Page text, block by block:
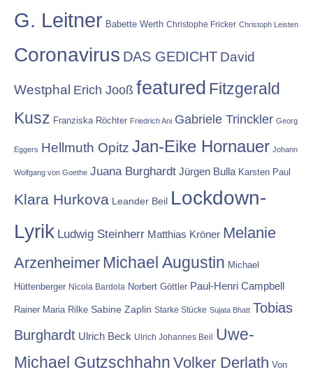
G. Leitner Babette Werth Christophe Fricker Christoph Leisten
Coronavirus DAS GEDICHT David
Westphal Erich Jooß featured Fitzgerald
Kusz Franziska Röchter Friedrich Ani Gabriele Trinckler Georg
Eggers Hellmuth Opitz Jan-Eike Hornauer Johann
Wolfgang von Goethe Juana Burghardt Jürgen Bulla Karsten Paul
Klara Hurkova Leander Beil Lockdown-
Lyrik Ludwig Steinherr Matthias Kröner Melanie
Arzenheimer Michael Augustin Michael
Hüttenberger Nicola Bardola Norbert Göttler Paul-Henri Campbell
Rainer Maria Rilke Sabine Zaplin Starke Stücke Sujata Bhatt Tobias
Burghardt Ulrich Beck Ulrich Johannes Beil
Uwe-
Michael Gutzschhahn Volker Derlath Von